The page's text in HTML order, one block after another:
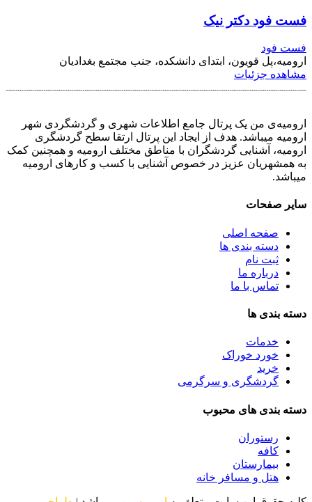
فست فود دکتر نیک
فست فود
ارومیه،پل قویون، ابتدای دانشکده، جنب مجتمع بغدادیان
مشاهده جزئیات
ارومیه‌ی من یک پرتال جامع اطلاعات شهری و گردشگردی شهر
ارومیه میباشد. هدف از ایجاد این پرتال ارتقا سطح گردشگری
ارومیه، آشنایی گردشگران با مناطق مختلف ارومیه و همچنین کمک
به همشهریان عزیز در خصوص آشنایی با کسب و کارهای ارومیه
میباشد.
سایر صفحات
صفحه اصلی
دسته بندی ها
ثبت نام
درباره ما
تماس با ما
دسته بندی ها
خدمات
خورد خوراک
خرید
گردشگری و سرگرمی
دسته بندی های محبوب
رستوران
کافه
بیمارستان
هتل و مسافر خانه